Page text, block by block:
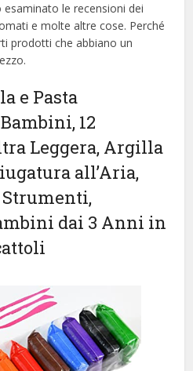
esaminato le recensioni dei
e molte altre cose. Perché
prodotti che abbiano un
e Pasta
12
Leggera, Argilla
all’Aria,
Strumenti,
dai 3 Anni in